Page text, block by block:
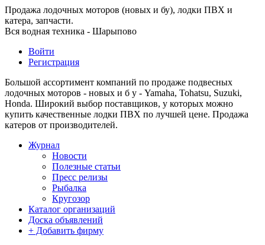
Продажа лодочных моторов (новых и бу), лодки ПВХ и
катера, запчасти.
Вся водная техника - Шарыпово
Войти
Регистрация
Большой ассортимент компаний по продаже подвесных
лодочных моторов - новых и б у - Yamaha, Tohatsu, Suzuki,
Honda. Широкий выбор поставщиков, у которых можно
купить качественные лодки ПВХ по лучшей цене. Продажа
катеров от производителей.
Журнал
Новости
Полезные статьи
Пресс релизы
Рыбалка
Кругозор
Каталог организаций
Доска объявлений
+ Добавить фирму